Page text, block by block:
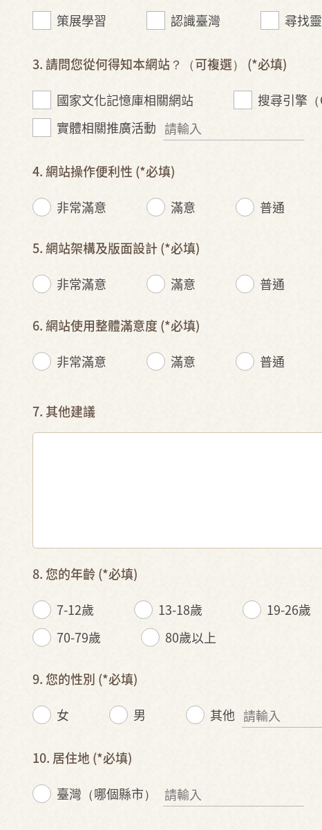
策展學習
認識臺灣 尋找
3. 請問您從何得知本網站？（可複選） (*必填)
國家文化記憶庫相關網站
搜尋引擎（
實體相關推廣活動
4. 網站操作便利性 (*必填)
非常滿意
滿意 普通
5. 網站架構及版面設計(*必填)
非常滿意
滿意 普通
6. 網站使用整體滿意度 (*必填)
非常滿意
滿意 普通
7. 其他建議
8. 您的年齡 (*必填)
7-12歲
13-18歲 19-26歲
70-79歲
80歲以上
9. 您的性別 (*必填)
女
男 其他
10. 居住地(*必填)
臺灣（哪個縣市）